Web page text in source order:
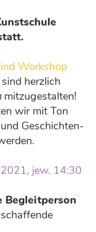
Workshop
herzlich
mitzugestalten!
wir mit Ton
Geschichten-
jew. 14:30
Begleitperson